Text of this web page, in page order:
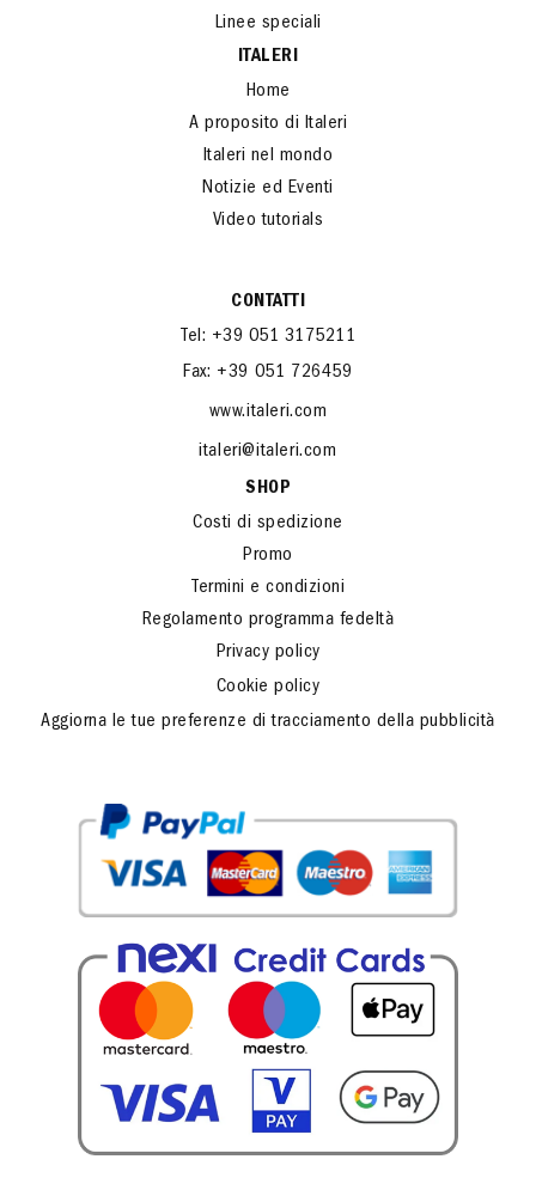
Linee speciali
ITALERI
Home
A proposito di Italeri
Italeri nel mondo
Notizie ed Eventi
Video tutorials
CONTATTI
Tel: +39 051 3175211
Fax: +39 051 726459
www.italeri.com
italeri@italeri.com
SHOP
Costi di spedizione
Promo
Termini e condizioni
Regolamento programma fedeltà
Privacy policy
Cookie policy
Aggiorna le tue preferenze di tracciamento della pubblicità